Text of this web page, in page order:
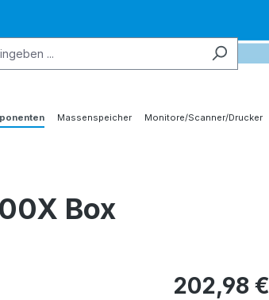
Massenspeicher Monitore/Scanner/Drucker
Box
202,98 €